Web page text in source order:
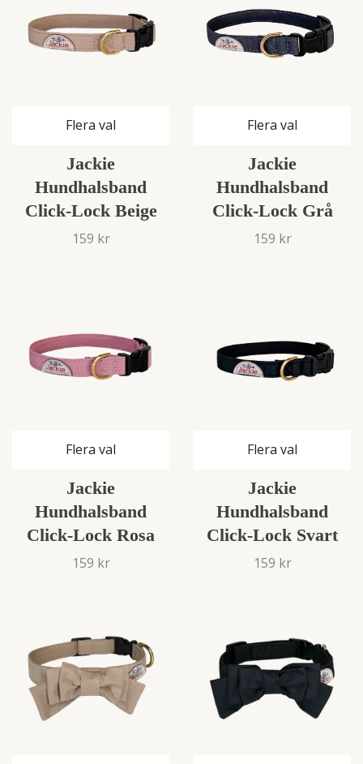
Flera val
Jackie
Hundhalsband
Click-Lock Beige
159 kr
Flera val
Jackie
Hundhalsband
Click-Lock Grå
159 kr
Flera val
Jackie
Hundhalsband
Click-Lock Rosa
159 kr
Flera val
Jackie
Hundhalsband
Click-Lock Svart
159 kr